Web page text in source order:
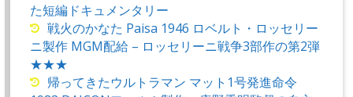
た短編ドキュメンタリー
戦火のかなた Paisa 1946 ロベルト・ロッセリー
ニ製作 MGM配給 – ロッセリーニ戦争3部作の第2弾
★★★
帰ってきたウルトラマン マット1号発進命令